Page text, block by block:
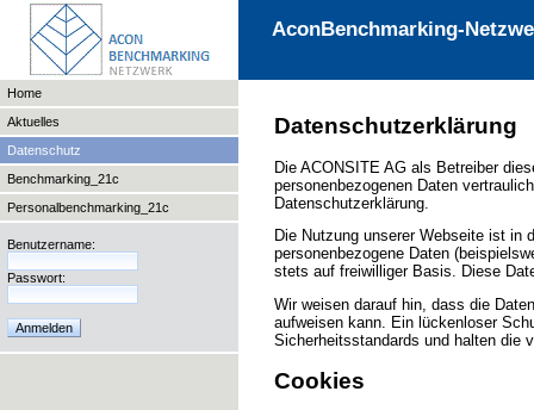
AconBenchmarking-
Home
Aktuelles
Datenschutz
Benchmarking_21c
Personalbenchmarking_21c
Benutzername:
Passwort:
Datenschutzerklärung
Die ACONSITE AG als Betreiber
personenbezogenen Daten
Datenschutzerklärung.
Die Nutzung unserer Webseite ist in
personenbezogene Daten
stets auf freiwilliger Basis. Diese
Wir weisen darauf hin, dass die
aufweisen kann. Ein lückenloser
Sicherheitsstandards und halten die
Cookies